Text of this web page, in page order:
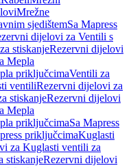
Mrežne
sjedištemSa Mapress
dijelovi za Ventili s
stiskanjeRezervni dijelovi
Mepla
priključcimaVentili za
ventiliRezervni dijelovi za
stiskanjeRezervni dijelovi
Mepla
priključcimaSa Mapress
priključcimaKuglasti
za Kuglasti ventili za
stiskanjeRezervni dijelovi